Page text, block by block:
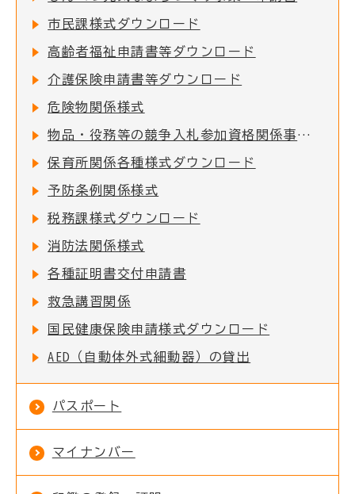
市民課様式ダウンロード
高齢者福祉申請書等ダウンロード
介護保険申請書等ダウンロード
危険物関係様式
物品・役務等の競争入札参加資格関係事項の提出について
保育所関係各種様式ダウンロード
予防条例関係様式
税務課様式ダウンロード
消防法関係様式
各種証明書交付申請書
救急講習関係
国民健康保険申請様式ダウンロード
AED（自動体外式細動器）の貸出
パスポート
マイナンバー